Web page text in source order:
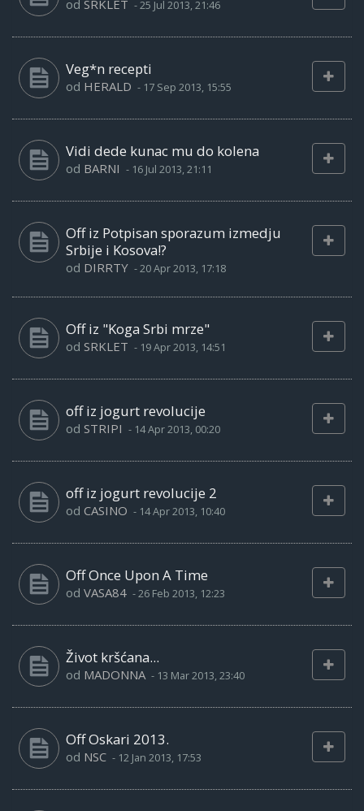
od SRKLET -25 Jul 2013, 21:46
Veg*n recepti
od HERALD - 17 Sep 2013, 15:55
Vidi dede kunac mu do kolena
od BARNI - 16 Jul 2013, 21:11
Off iz Potpisan sporazum izmedju
Srbije i Kosova!?
od DIRRTY -20 Apr 2013, 17:18
Off iz "Koga Srbi mrze"
od SRKLET - 19 Apr 2013, 14:51
off iz jogurt revolucije
od STRIPI - 14 Apr 2013, 00:20
off iz jogurt revolucije 2
od CASINO - 14 Apr 2013, 10:40
Off Once Upon A Time
od VASA84 -26 Feb 2013, 12:23
Život kršćana...
od MADONNA - 13 Mar 2013, 23:40
Off Oskari 2013.
od NSC - 12 Jan 2013, 17:53